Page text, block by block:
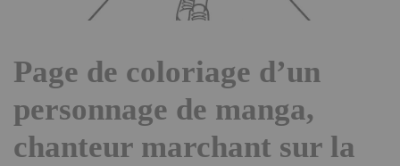
Page de coloriage d’un
personnage de manga,
chanteur marchant sur la